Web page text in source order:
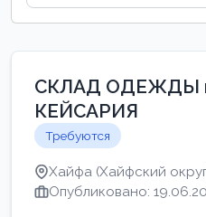
СКЛАД ОДЕЖДЫ
КЕЙСАРИЯ
Требуются
Хайфа (Хайфский
Опубликовано: